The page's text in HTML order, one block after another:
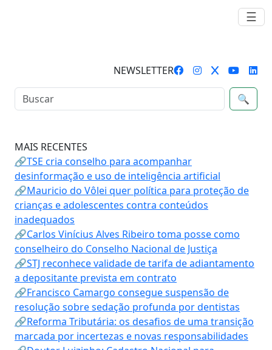
☰
NEWSLETTER
🔍
MAIS RECENTES
🔗TSE cria conselho para acompanhar
desinformação e uso de inteligência artificial
🔗Mauricio do Vôlei quer política para proteção de
crianças e adolescentes contra conteúdos
inadequados
🔗Carlos Vinícius Alves Ribeiro toma posse como
conselheiro do Conselho Nacional de Justiça
🔗STJ reconhece validade de tarifa de adiantamento
a depositante prevista em contrato
🔗Francisco Camargo consegue suspensão de
resolução sobre sedação profunda por dentistas
🔗Reforma Tributária: os desafios de uma transição
marcada por incertezas e novas responsabilidades